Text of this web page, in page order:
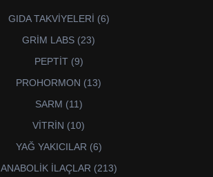
GIDA TAKVİYELERİ 66
GRİM LABS 2323
PEPTİT 99
PROHORMON 1313
SARM 1111
VİTRİN 1010
YAĞ YAKICILAR 66
ANABOLİK İLAÇLAR 213213